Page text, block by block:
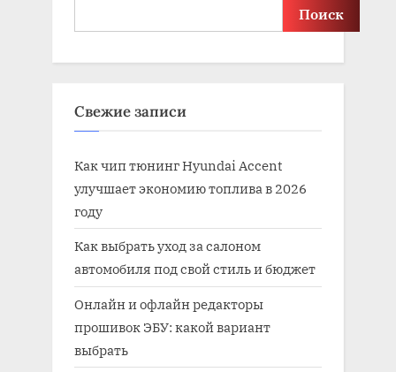
Поиск
Свежие записи
Как чип тюнинг Hyundai Accent
улучшает экономию топлива в 2026
году
Как выбрать уход за салоном
автомобиля под свой стиль и бюджет
Онлайн и офлайн редакторы
прошивок ЭБУ: какой вариант
выбрать